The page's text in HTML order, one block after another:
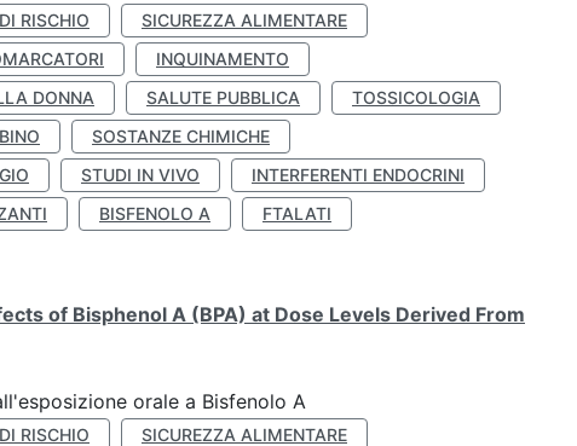
RISCHIO
SICUREZZA ALIMENTARE
INQUINAMENTO
DONNA SALUTE PUBBLICA
TOSSICOLOGIA
SOSTANZE CHIMICHE
STUDI IN VIVO
INTERFERENTI ENDOCRINI
BISFENOLO A
FTALATI
of Bisphenol A (BPA) at Dose Levels Derived From
orale a Bisfenolo A
RISCHIO
SICUREZZA ALIMENTARE